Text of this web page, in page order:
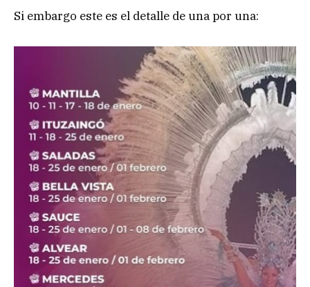
Si embargo este es el detalle de una por una: